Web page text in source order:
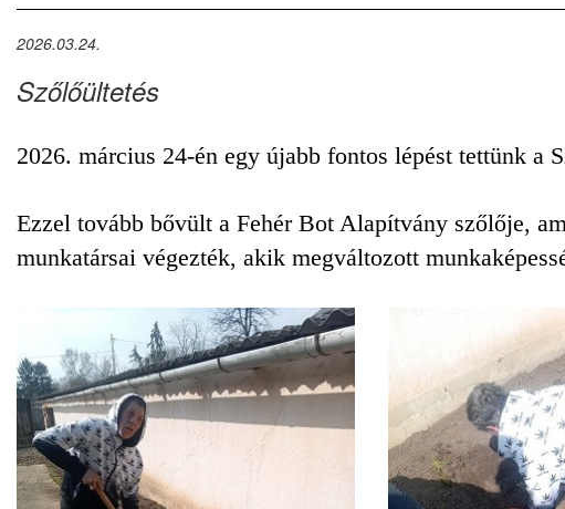
2026.03.24.
Szőlőültetés
2026. március 24-én egy újabb fontos lépést tettünk a
Ezzel tovább bővült a Fehér Bot Alapítvány szőlője,
munkatársai végezték, akik megváltozott